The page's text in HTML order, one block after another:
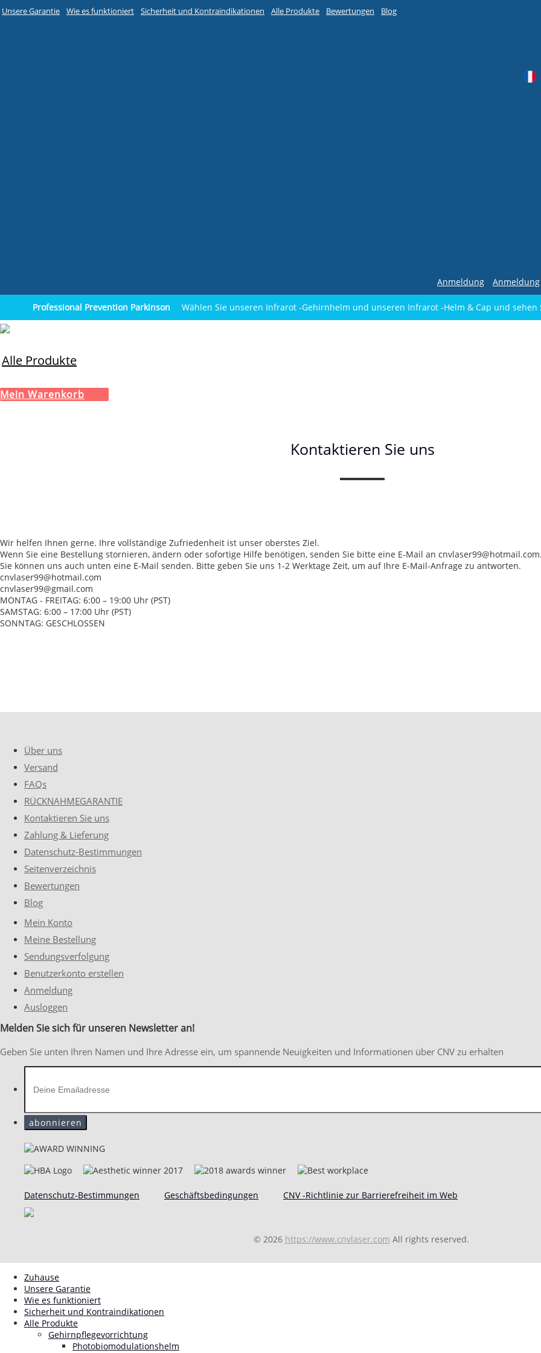
Unsere Garantie Wie es funktioniert Sicherheit und Kontraindikationen Alle Produkte Bewertungen Blog
Anmeldung Anmeldung
Professional Prevention Parkinson Wählen Sie unseren Infrarot -Gehirnhelm und unseren Infrarot -Helm & Cap und sehen
Alle Produkte
Mein Warenkorb
Kontaktieren Sie uns
Wir helfen Ihnen gerne. Ihre vollständige Zufriedenheit ist unser oberstes Ziel.
Wenn Sie eine Bestellung stornieren, ändern oder sofortige Hilfe benötigen, senden Sie bitte eine E-Mail an
Sie können uns auch unten eine E-Mail senden. Bitte geben Sie uns 1-2 Werktage Zeit, um auf Ihre E-Mail-Anfrage zu antworten.
cnvlaser99@hotmail.com
cnvlaser99@gmail.com
MONTAG - FREITAG: 6:00 – 19:00 Uhr (PST)
SAMSTAG: 6:00 – 17:00 Uhr (PST)
SONNTAG: GESCHLOSSEN
Über uns
Versand
FAQs
RÜCKNAHMEGARANTIE
Kontaktieren Sie uns
Zahlung & Lieferung
Datenschutz-Bestimmungen
Seitenverzeichnis
Bewertungen
Blog
Mein Konto
Meine Bestellung
Sendungsverfolgung
Benutzerkonto erstellen
Anmeldung
Ausloggen
Melden Sie sich für unseren Newsletter an!
Geben Sie unten Ihren Namen und Ihre Adresse ein, um spannende Neuigkeiten und Informationen über CNV zu erhalten
Datenschutz-Bestimmungen Geschäftsbedingungen CNV -Richtlinie zur Barrierefreiheit im Web
© 2026 https://www.cnvlaser.com All rights reserved.
Zuhause
Unsere Garantie
Wie es funktioniert
Sicherheit und Kontraindikationen
Alle Produkte
Gehirnpflegevorrichtung
Photobiomodulationshelm